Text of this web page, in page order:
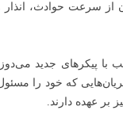
از سرعت حوادث،
با پیکرهای جدید
که خود را مسئول
بر عهده دارند.